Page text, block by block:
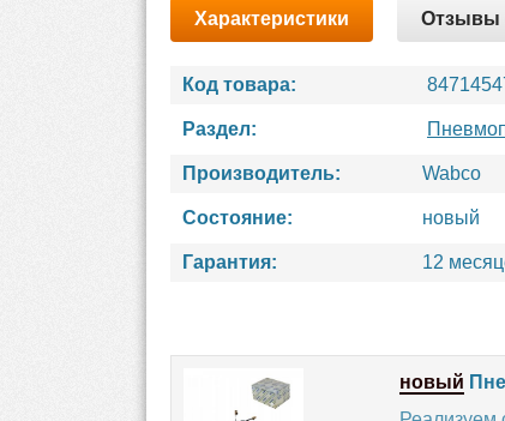
Характеристики Отзывы
Код товара:
Раздел:
Производитель: Wabco
Состояние: новый
Гарантия: 12
новый